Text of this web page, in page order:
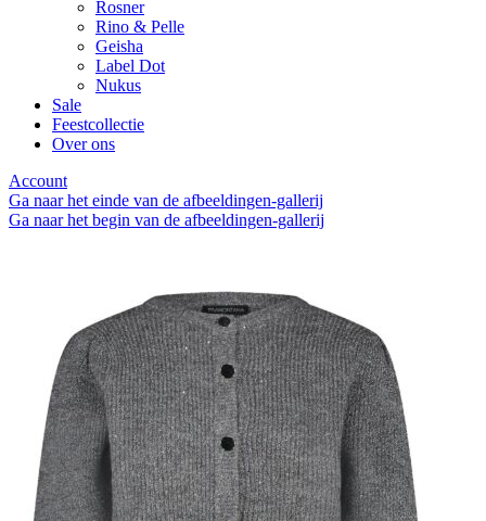
Rosner
Rino & Pelle
Geisha
Label Dot
Nukus
Sale
Feestcollectie
Over ons
Account
Ga naar het einde van de afbeeldingen-gallerij
Ga naar het begin van de afbeeldingen-gallerij